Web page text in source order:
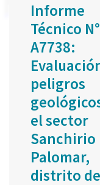
Informe
Técnico N°
A7738:
peligros
el sector
Sanchirio
Palomar,
distrito